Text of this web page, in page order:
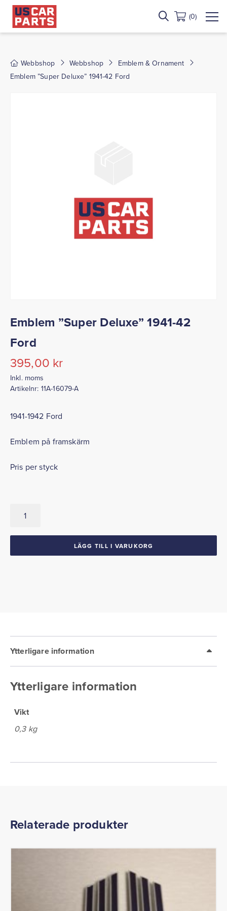
(0)
Webbshop Webbshop
Emblem & Ornament
Emblem ”Super Deluxe” 1941-42 Ford
Emblem ”Super Deluxe” 1941-42
Ford
395,00 kr
Inkl. moms
Artikelnr: 11A-16079-A
1941-1942 Ford
Emblem på framskärm
Pris per styck
"Super
LÄGG TILL I VARUKORG
Ytterligare information
Ytterligare information
Vikt
0,3 kg
Relaterade produkter